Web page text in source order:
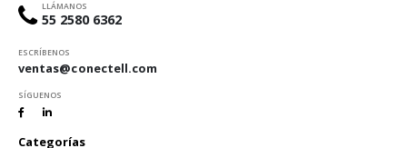
LLÁMANOS
55 2580 6362
ESCRÍBENOS
ventas@conectell.com
SÍGUENOS
Categorías